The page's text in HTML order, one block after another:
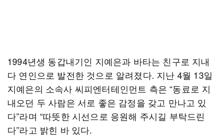
1994년생 동갑내기인 지예은과 바타는 친구로 지내
다 연인으로 발전한 것으로 알려졌다. 지난 4월 13일
지예은의 소속사 씨피엔터테인먼트 측은 “동료로 지
내오던 두 사람은 서로 좋은 감정을 갖고 만나고 있
다”라며 “따뜻한 시선으로 응원해 주시길 부탁드린
다”라고 밝힌 바 있다.